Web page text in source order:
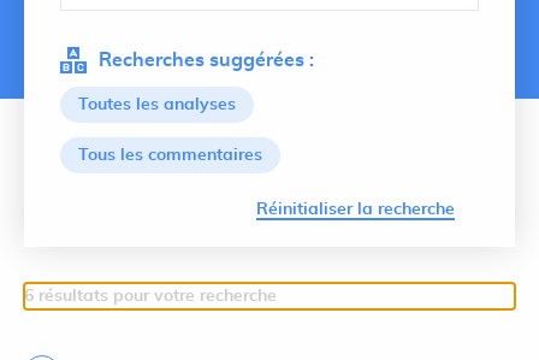
Recherches suggérées :
Toutes les analyses
Tous les commentaires
Réinitialiser la recherche
6 résultats pour votre recherche